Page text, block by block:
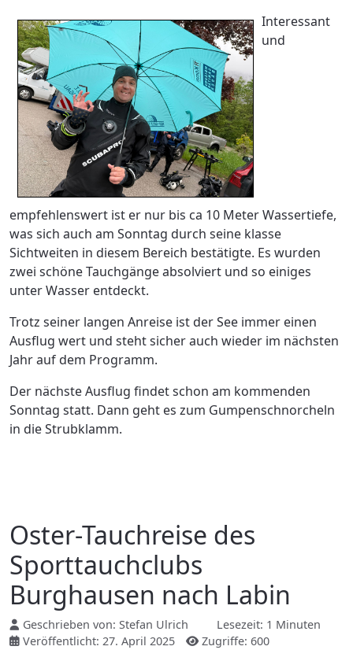
Interessant
und
empfehlenswert ist er nur bis ca 10 Meter Wassertiefe,
was sich auch am Sonntag durch seine klasse
Sichtweiten in diesem Bereich bestätigte. Es wurden
zwei schöne Tauchgänge absolviert und so einiges
unter Wasser entdeckt.
Trotz seiner langen Anreise ist der See immer einen
Ausflug wert und steht sicher auch wieder im nächsten
Jahr auf dem Programm.
Der nächste Ausflug findet schon am kommenden
Sonntag statt. Dann geht es zum Gumpenschnorcheln
in die Strubklamm.
Oster-Tauchreise des
Sporttauchclubs
Burghausen nach Labin
Geschrieben von: Stefan Ulrich
Lesezeit: 1 Minuten
Veröffentlicht: 27. April 2025
Zugriffe: 600